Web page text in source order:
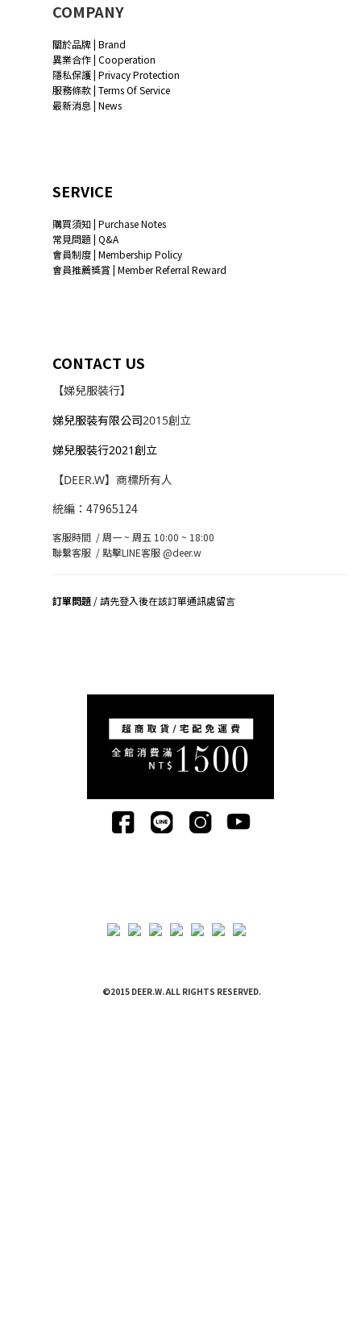
COMPANY
關於品牌 | Brand
異業合作 | Cooperation
隱私保護 | Privacy Protection
服務條款 | Terms Of Service
最新消息 | News
SERVICE
購買須知 | Purchase Notes
常見問題 | Q&A
會員制度 | Membership Policy
會員推薦獎賞 | Member Referral Reward
CONTACT US
【娣兒服裝行】
娣兒服裝有限公司2015創立
娣兒服裝行2021創立
【DEER.W】商標所有人
統編：47965124
客服時間 / 周一 ~ 周五 10:00 ~ 18:00
聯繫客服 /點擊LINE客服 @deer.w
訂單問題 / 請先登入後在該訂單通訊處留言
©2015 DEER.W. ALL RIGHTS RESERVED.